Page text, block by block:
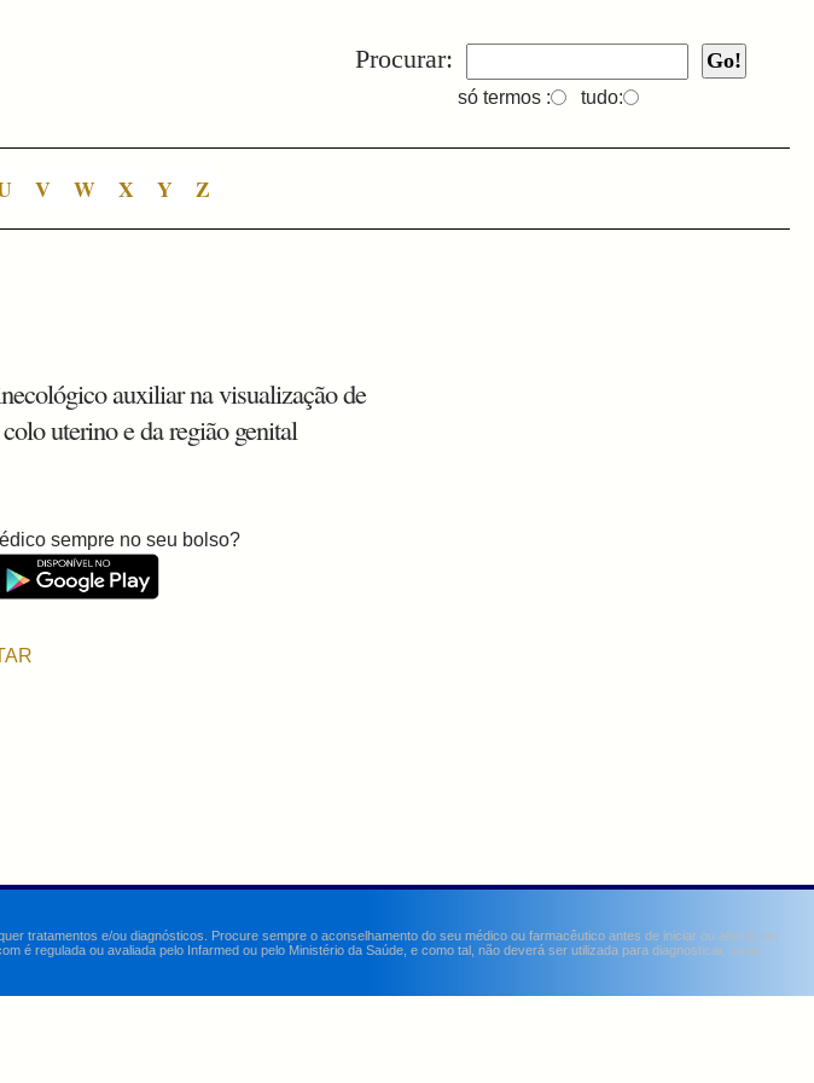
Procurar:
só termos : tudo:
V W X Y Z
auxiliar na visualização de
uterino e da região genital
sempre no seu bolso?
tratamentos e/ou diagnósticos. Procure sempre o aconselhamento do seu médico ou farmacêutico antes de iniciar ou alterar um
é regulada ou avaliada pelo Infarmed ou pelo Ministério da Saúde, e como tal, não deverá ser utilizada para diagnosticar, curar,